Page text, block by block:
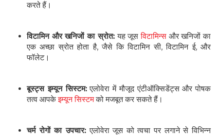
करते हैं।
विटामिन और खनिजों का स्रोत:यह जूसविटामिन्सऔर खनिजों का
एक अच्छा स्रोत होता है, जैसे कि विटामिन सी, विटामिन ई, और
फॉलेट।
बूस्ट्स इम्यून सिस्टम:एलोवेरा में मौजूद एंटीऑक्सिडेंट्स और पोषक
तत्व आपकेइम्यून सिस्टमको मजबूत कर सकते हैं।
चर्म रोगों का उपचार:एलोवेरा जूस को त्वचा पर लगाने से विभिन्न